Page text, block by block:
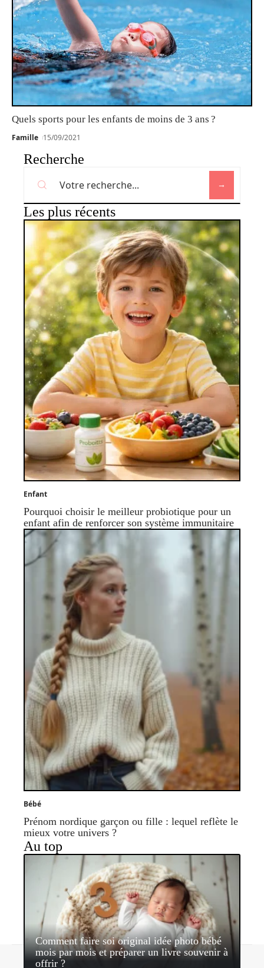
Quels sports pour les enfants de moins de 3 ans ?
Famille 15/09/2021
Recherche
Les plus récents
Enfant
Pourquoi choisir le meilleur probiotique pour un
enfant afin de renforcer son système immunitaire
Bébé
Prénom nordique garçon ou fille : lequel reflète le
mieux votre univers ?
Au top
Comment faire soi original idée photo bébé
mois par mois et préparer un livre souvenir à
offrir ?Contact Mentions légales Sitemap